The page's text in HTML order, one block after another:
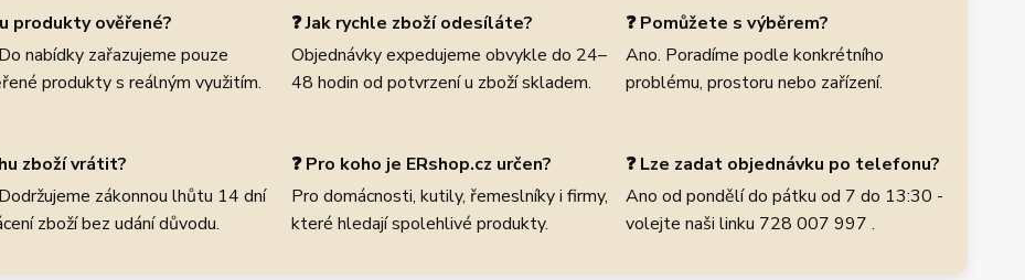
produkty ověřené?
nabídky zařazujeme pouze
produkty s reálným využitím.
❓ Jak rychle zboží odesíláte?
Objednávky expedujeme obvykle do 24–
48 hodin od potvrzení u zboží skladem.
❓ Pomůžete s výběrem?
Ano. Poradíme podle konkrétního
problému, prostoru nebo zařízení.
zboží vrátit?
zákonnou lhůtu 14 dní
zboží bez udání důvodu.
❓ Pro koho je ERshop.cz určen?
Pro domácnosti, kutily, řemeslníky i firmy,
které hledají spolehlivé produkty.
❓ Lze zadat objednávku po telefonu?
Ano od pondělí do pátku od 7 do 13:30 -
volejte naši linku 728 007 997 .